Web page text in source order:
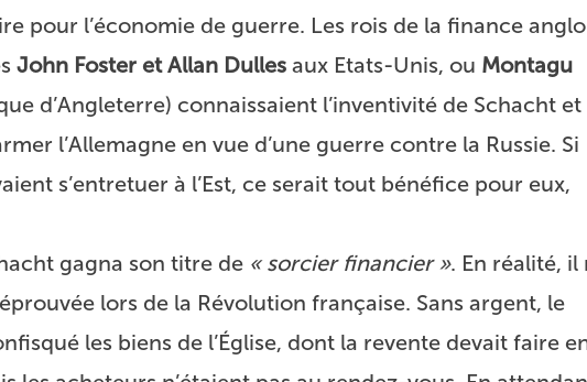
pour l’économie de guerre. Les rois de la finance
John Foster et Allan Dulles aux Etats-Unis, ou Montagu
d’Angleterre) connaissaient l’inventivité de Schacht et
l’Allemagne en vue d’une guerre contre la Russie. Si
s’entretuer à l’Est, ce serait tout bénéfice pour eux,
gagna son titre de « sorcier financier ». En réalité, il
lors de la Révolution française. Sans argent, le
les biens de l’Église, dont la revente devait faire